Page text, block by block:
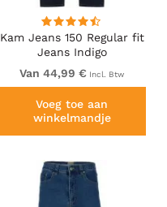
Kam Jeans 150 Regular fit
Jeans Indigo
Van 44,99 € Incl. Btw
Voeg toe aan
winkelmandje